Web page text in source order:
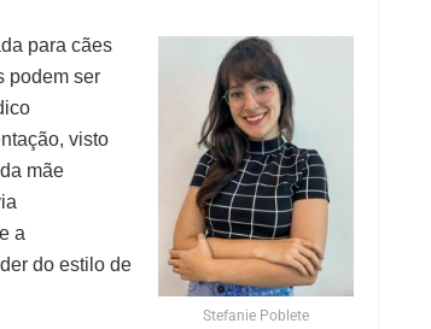
Stefanie Poblete
para cães
podem ser
visto
mãe
a
do estilo de